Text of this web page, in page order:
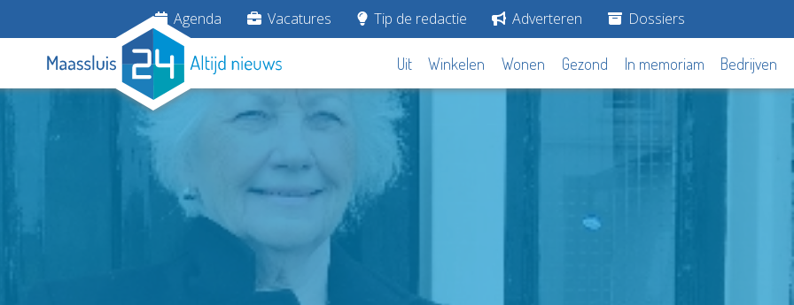
Agenda Vacatures Tip de redactie Adverteren Dossiers
Uit Winkelen Wonen Gezond In memoriam Bedrijven